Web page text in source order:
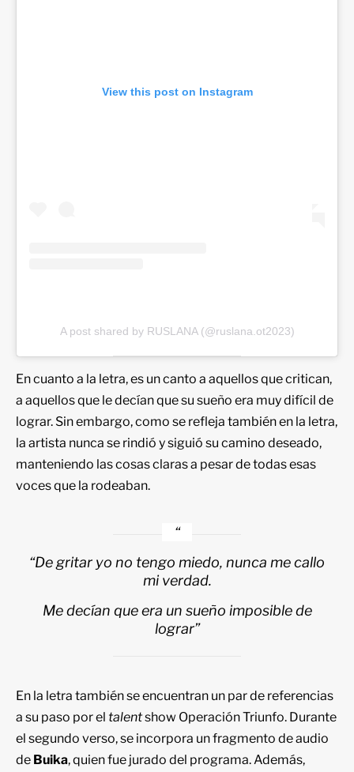
View this post on Instagram
A post shared by RUSLANA (@ruslana.ot2023)
En cuanto a la letra, es un canto a aquellos que critican,
a aquellos que le decían que su sueño era muy difícil de
lograr. Sin embargo, como se refleja también en la letra,
la artista nunca se rindió y siguió su camino deseado,
manteniendo las cosas claras a pesar de todas esas
voces que la rodeaban.
“De gritar yo no tengo miedo, nunca me callo
mi verdad.
Me decían que era un sueño imposible de
lograr”
En la letra también se encuentran un par de referencias
a su paso por el talentshow Operación Triunfo. Durante
el segundo verso, se incorpora un fragmento de audio
de Buika, quien fue jurado del programa. Además,